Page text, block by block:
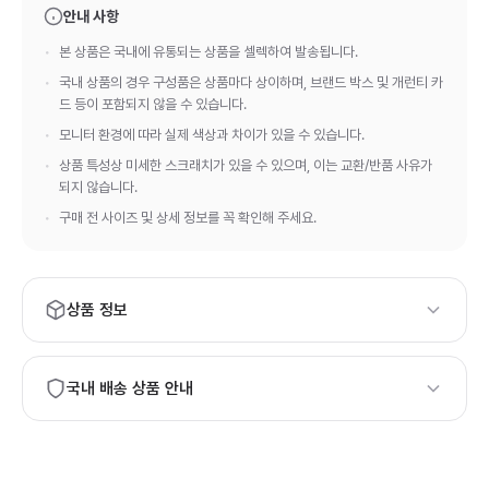
안내 사항
본 상품은 국내에 유통되는 상품을 셀렉하여 발송됩니다.
국내 상품의 경우 구성품은 상품마다 상이하며, 브랜드 박스 및 개런티 카
드 등이 포함되지 않을 수 있습니다.
모니터 환경에 따라 실제 색상과 차이가 있을 수 있습니다.
상품 특성상 미세한 스크래치가 있을 수 있으며, 이는 교환/반품 사유가
되지 않습니다.
구매 전 사이즈 및 상세 정보를 꼭 확인해 주세요.
상품 정보
브랜드:Gucci
모델번호:21291
국내 배송 상품 안내